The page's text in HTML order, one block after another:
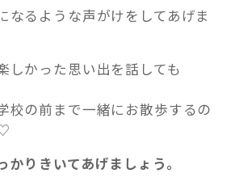
なるような声がけをしてあげま
しかった思い出を話しても
校の前まで一緒にお散歩するの
りきいてあげましょう。